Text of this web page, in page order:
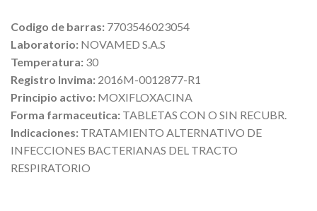
Codigo de barras: 7703546023054
Laboratorio: NOVAMED S.A.S
Temperatura: 30
Registro Invima: 2016M-0012877-R1
Principio activo: MOXIFLOXACINA
Forma farmaceutica: TABLETAS CON O SIN RECUBR.
Indicaciones: TRATAMIENTO ALTERNATIVO DE
INFECCIONES BACTERIANAS DEL TRACTO
RESPIRATORIO